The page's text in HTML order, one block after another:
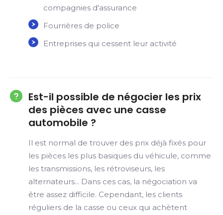
compagnies d'assurance
Fourrières de police
Entreprises qui cessent leur activité
Est-il possible de négocier les prix
des pièces avec une casse
automobile ?
Il est normal de trouver des prix déjà fixés pour
les pièces les plus basiques du véhicule, comme
les transmissions, les rétroviseurs, les
alternateurs... Dans ces cas, la négociation va
être assez difficile. Cependant, les clients
réguliers de la casse ou ceux qui achètent